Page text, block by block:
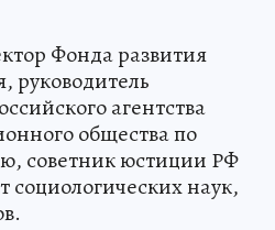
Фонда развития
руководитель
агентства
общества по
советник юстиции РФ
социологических наук,